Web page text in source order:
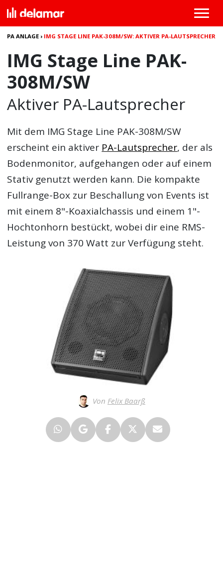
PA ANLAGE › IMG STAGE LINE PAK-308M/SW: AKTIVER PA-LAUTSPRECHER
IMG Stage Line PAK-
308M/SW
Aktiver PA-Lautsprecher
Mit dem IMG Stage Line PAK-308M/SW
erscheint ein aktiver PA-Lautsprecher, der als
Bodenmonitor, aufgehangen oder auf einem
Stativ genutzt werden kann. Die kompakte
Fullrange-Box zur Beschallung von Events ist
mit einem 8"-Koaxialchassis und einem 1"-
Hochtonhorn bestückt, wobei dir eine RMS-
Leistung von 370 Watt zur Verfügung steht.
Von Felix Baarß